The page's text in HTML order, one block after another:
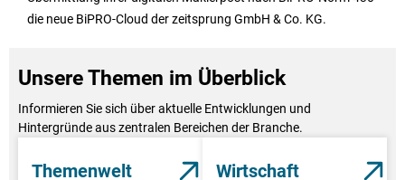
die neue BiPRO-Cloud der zeitsprung GmbH & Co. KG.
Unsere Themen im Überblick
Informieren Sie sich über aktuelle Entwicklungen und
Hintergründe aus zentralen Bereichen der Branche.
Themenwelt Wirtschaft